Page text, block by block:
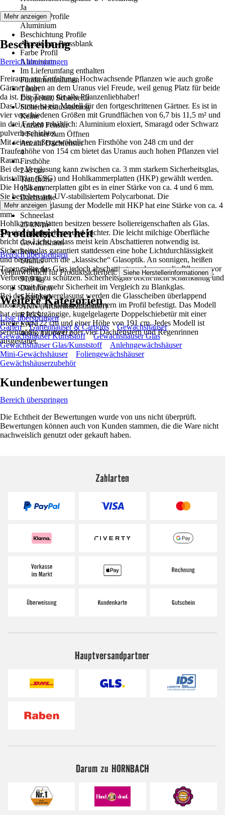
Ja
Material Profile
Aluminium
Beschichtung Profile
Aluminium-Pressblank
Farbe Profil
Aluminium
Im Lieferumfang enthalten
Fundamentrahmen
Türart
Doppeltür, Schiebetür
Sicherheitsausstattung
Keine
Anzahl Fenster
4 Fenster zum Öffnen
Anzahl Dachfenster
4
Firsthöhe
248 cm
Traufhöhe
154 cm
Dachstärke
6 mm
Schneelast
25 kN/m²
Artikeltyp
Gewächshaus
Serie
Uranus
Gewicht
91,9 kg
Dachform
Satteldach
AKN (Artikelkurznummer)
RPGS
EAN
4005717004972
Mehr anzeigen
Beschreibung
Bereich überspringen
Freiraum zur Entfaltung: Hochwachsende Pflanzen wie auch große
Gärtner haben an dem Uranus viel Freude, weil genug Platz für beide
da ist. Ein Traum für alle Pflanzenliebhaber!
Das Uranus ist ein Modell für den fortgeschrittenen Gärtner. Es ist in
vier verschiedenen Größen mit Grundflächen von 6,7 bis 11,5 m² und
in drei Farben erhältlich: Aluminium eloxiert, Smaragd oder Schwarz
pulverbeschichtet.
Mit seiner außergewöhnlichen Firsthöhe von 248 cm und der
Traufenhöhe von 154 cm bietet das Uranus auch hohen Pflanzen viel
Raum.
Bei der Verglasung kann zwischen ca. 3 mm starkem Sicherheitsglas,
kristallklar (ESG) und Hohlkammerplatten (HKP) gewählt werden.
Die Hohlkammerplatten gibt es in einer Stärke von ca. 4 und 6 mm.
Sie bestehen aus UV-stabilisiertem Polycarbonat. Die
Dachfensterverglasung der Modelle mit HKP hat eine Stärke von ca. 4
mm.
Hohlkammerplatten besitzen bessere Isoliereigenschaften als Glas.
Sie sind bruchsicherer und leichter. Die leicht milchige Oberfläche
bricht das Licht, sodass meist kein Abschattieren notwendig ist.
Sicherheitsglas garantiert stattdessen eine hohe Lichtdurchlässigkeit
und besticht durch die „klassische“ Glasoptik. An sonnigen, heißen
Tagen sollte das Glas jedoch abschattiert werden, um die Pflanzen vor
Verbrennung zu schützen. Sicherheitsglas bricht nicht scharfkantig und
sorgt somit für mehr Sicherheit im Vergleich zu Blankglas.
Bei der Klinkerverglasung werden die Glasscheiben überlappend
montiert und mit Glasfederklammern im Profil befestigt. Das Modell
hat eine leichtgängige, kugelgelagerte Doppelschiebetür mit einer
Breite von 122 cm und einer Höhe von 191 cm. Jedes Modell ist
serienmäßig mit zwei oder vier Dachfenstern und Regenrinnen
ausgestattet.
Mehr anzeigen
Produktsicherheit
Bereich überspringen
Verantwortlich für Produktsicherheit: Siehe Herstellerinformationen .
Weitere Kategorien
Liste überspringen
Garten
Gartenhäuser & Carports
Gewächshäuser
Gewächshäuser Kunststoff
Gewächshäuser Glas
Gewächshäuser Glas/Kunststoff
Anlehngewächshäuser
Mini-Gewächshäuser
Foliengewächshäuser
Gewächshäuserzubehör
Kundenbewertungen
Bereich überspringen
Die Echtheit der Bewertungen wurde von uns nicht überprüft.
Bewertungen können auch von Kunden stammen, die die Ware nicht
nachweislich genutzt oder gekauft haben.
Zahlarten
Hauptversandpartner
Darum zu HORNBACH